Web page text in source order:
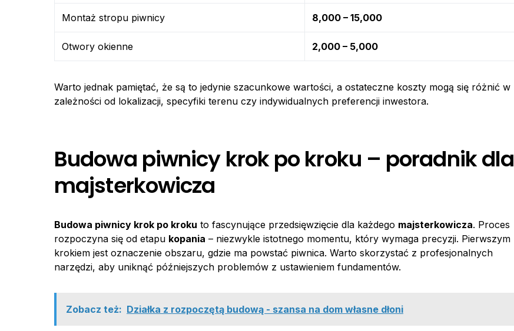
Montaż stropu piwnicy 8,000 – 15,000
Otwory okienne 2,000 – 5,000
Warto jednak pamiętać, że są to jedynie szacunkowe wartości, a ostateczne koszty mogą się różnić w
zależności od lokalizacji, specyfiki terenu czy indywidualnych preferencji inwestora.
Budowa piwnicy krok po kroku – poradnik dla
majsterkowicza
Budowa piwnicy krok po kroku to fascynujące przedsięwzięcie dla każdego majsterkowicza. Proces
rozpoczyna się od etapu kopania – niezwykle istotnego momentu, który wymaga precyzji. Pierwszym
krokiem jest oznaczenie obszaru, gdzie ma powstać piwnica. Warto skorzystać z profesjonalnych
narzędzi, aby uniknąć późniejszych problemów z ustawieniem fundamentów.
Zobacz też: Działka z rozpoczętą budową - szansa na dom własne dłoni